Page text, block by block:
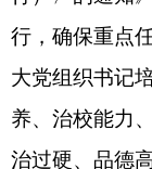
压实整改工作责
化排查台账，细
明确整改时限与
问题整改到位不
把读物入校关口